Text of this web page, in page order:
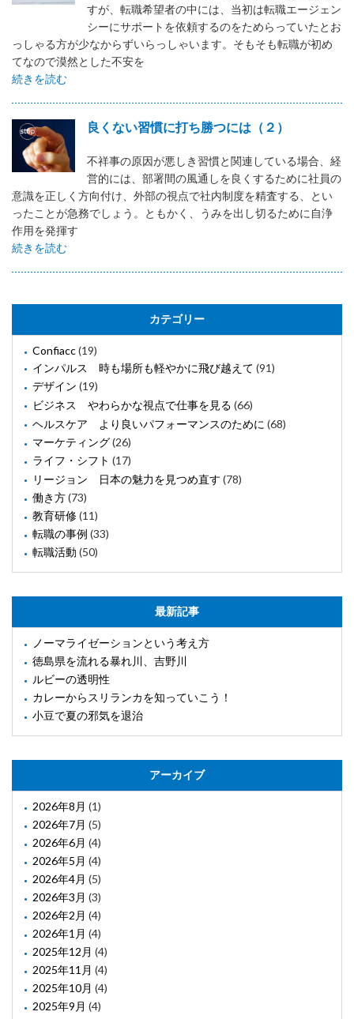
すが、転職希望者の中には、当初は転職エージェン
シーにサポートを依頼するのをためらっていたとお
っしゃる方が少なからずいらっしゃいます。そもそも転職が初め
てなので漠然とした不安を
続きを読む
良くない習慣に打ち勝つには（２）
不祥事の原因が悪しき習慣と関連している場合、経
営的には、部署間の風通しを良くするために社員の
意識を正しく方向付け、外部の視点で社内制度を精査する、とい
ったことが急務でしょう。ともかく、うみを出し切るために自浄
作用を発揮す
続きを読む
カテゴリー
Confiacc(19)
インパルス 時も場所も軽やかに飛び越えて (91)
デザイン (19)
ビジネス やわらかな視点で仕事を見る (66)
ヘルスケア より良いパフォーマンスのために (68)
マーケティング(26)
ライフ・シフト (17)
リージョン 日本の魅力を見つめ直す (78)
働き方(73)
教育研修(11)
転職の事例 (33)
転職活動 (50)
最新記事
ノーマライゼーションという考え方
徳島県を流れる暴れ川、吉野川
ルビーの透明性
カレーからスリランカを知っていこう！
小豆で夏の邪気を退治
アーカイブ
2026年8月 (1)
2026年7月 (5)
2026年6月 (4)
2026年5月 (4)
2026年4月 (5)
2026年3月 (3)
2026年2月 (4)
2026年1月 (4)
2025年12月 (4)
2025年11月 (4)
2025年10月 (4)
2025年9月 (4)